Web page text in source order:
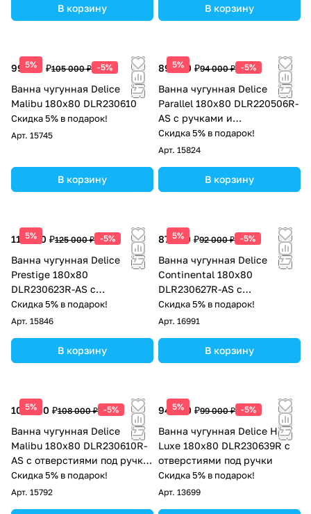
В корзину В корзину
5%
99 750 ₽105 000 ₽ -5%
Ванна чугунная Delice
Malibu 180х80 DLR230610
Скидка 5% в подарок!
Арт. 15745
В корзину
5%
89 300 ₽94 000 ₽ -5%
Ванна чугунная Delice
Parallel 180х80 DLR220506R-
AS с ручками и
антискользящим покрытием
Скидка 5% в подарок!
Арт. 15824
В корзину
5%
118 750 ₽125 000 ₽ -5%
Ванна чугунная Delice
Prestige 180х80
DLR230623R-AS с
отверстиями под ручки и
антискользящим покрытием
Скидка 5% в подарок!
Арт. 15846
В корзину
5%
87 400 ₽92 000 ₽ -5%
Ванна чугунная Delice
Continental 180х80
DLR230627R-AS с
отверстиями под ручки и
антискользящим покрытием
Скидка 5% в подарок!
Арт. 16991
В корзину
5%
102 600 ₽108 000 ₽ -5%
Ванна чугунная Delice
Malibu 180х80 DLR230610R-
AS с отверстиями под ручки
и антискользящим
покрытием
Скидка 5% в подарок!
Арт. 15792
5%
94 050 ₽99 000 ₽ -5%
Ванна чугунная Delice Haiti
Luxe 180х80 DLR230639R с
отверстиями под ручки
Скидка 5% в подарок!
Арт. 13699